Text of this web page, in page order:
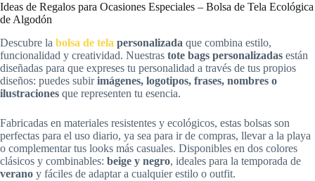
Ideas de Regalos para Ocasiones Especiales – Bolsa de Tela Ecológica
de Algodón
Descubre la bolsa de tela personalizada que combina estilo,
funcionalidad y creatividad. Nuestras tote bags personalizadas están
diseñadas para que expreses tu personalidad a través de tus propios
diseños: puedes subirimágenes, logotipos, frases, nombres o
ilustraciones que representen tu esencia.
Fabricadas en materiales resistentes y ecológicos, estas bolsas son
perfectas para el uso diario, ya sea para ir de compras, llevar a la playa
o complementar tus looks más casuales. Disponibles en dos colores
clásicos y combinables: beige y negro, ideales para la temporada de
verano y fáciles de adaptar a cualquier estilo o outfit.